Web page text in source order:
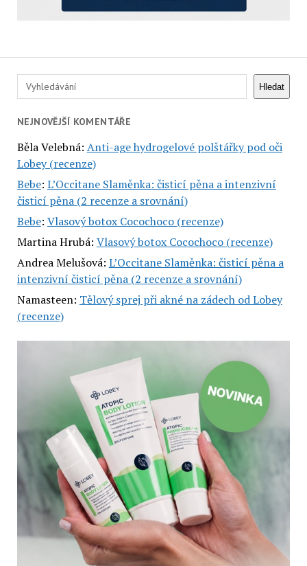
Hledat Hledat
NEJNOVĚJŠÍ KOMENTÁŘE
Běla Velebná: Anti-age hydrogelové polštářky pod oči
Lobey (recenze)
Bebe: L’Occitane Slaměnka: čisticí pěna a intenzivní
čisticí pěna (2 recenze a srovnání)
Bebe: Vlasový botox Cocochoco (recenze)
Martina Hrubá: Vlasový botox Cocochoco (recenze)
Andrea Melušová: L’Occitane Slaměnka: čisticí pěna a
intenzivní čisticí pěna (2 recenze a srovnání)
Namasteen: Tělový sprej při akné na zádech od Lobey
(recenze)